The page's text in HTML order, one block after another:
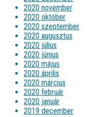
2020 november
2020 október
2020 szeptember
2020 augusztus
2020 július
2020 június
2020 május
2020 április
2020 március
2020 február
2020 január
2019 december